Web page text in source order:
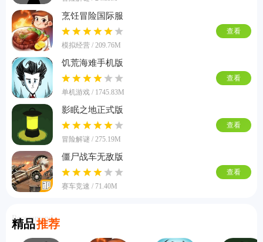
烹饪冒险国际服
模拟经营 / 209.76M
查看
饥荒海难手机版
单机游戏 / 1745.83M
查看
影眠之地正式版
冒险解谜 / 275.19M
查看
僵尸战车无敌版
赛车竞速 / 71.40M
查看
精品推荐
Recommend